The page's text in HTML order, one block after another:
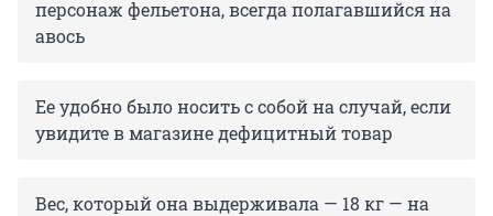
персонаж фельетона, всегда полагавшийся на
авось
Ее удобно было носить с собой на случай, если
увидите в магазине дефицитный товар
Вес, который она выдерживала — 18 кг — на